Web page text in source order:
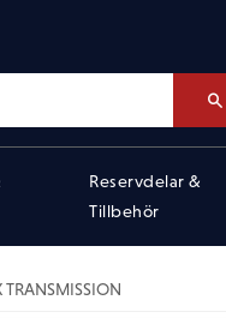
Reservdelar &
Tillbehör